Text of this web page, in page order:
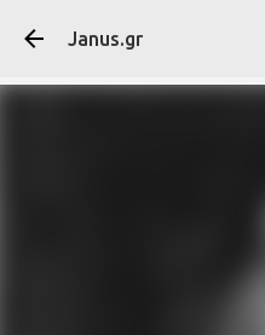
Janus.gr